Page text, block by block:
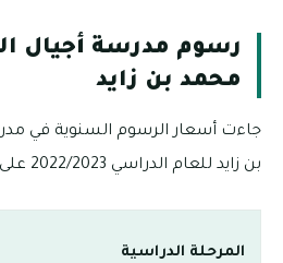
رسوم مدرسة أجيال
محمد بن زايد
جاءت أسعار الرسوم السنوية في
بن زايد للعام الدراسي 2022/2023 على النحو التالي:
المرحلة الدراسية